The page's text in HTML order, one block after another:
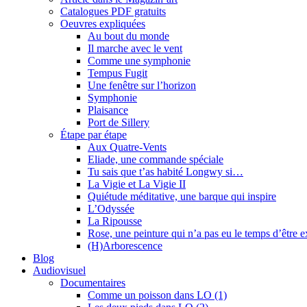
Catalogues PDF gratuits
Oeuvres expliquées
Au bout du monde
Il marche avec le vent
Comme une symphonie
Tempus Fugit
Une fenêtre sur l’horizon
Symphonie
Plaisance
Port de Sillery
Étape par étape
Aux Quatre-Vents
Eliade, une commande spéciale
Tu sais que t’as habité Longwy si…
La Vigie et La Vigie II
Quiétude méditative, une barque qui inspire
L’Odyssée
La Ripousse
Rose, une peinture qui n’a pas eu le temps d’être
(H)Arborescence
Blog
Audiovisuel
Documentaires
Comme un poisson dans LO (1)